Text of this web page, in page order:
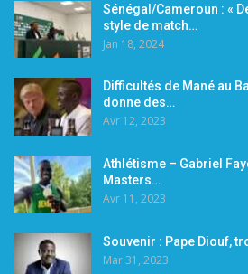
Sénégal/Cameroun : «
style de match…
Jan 18, 2024
Difficultés de Mané au
donne des…
Avr 12, 2023
Athlétisme – Gabriel
Masters…
Avr 11, 2023
Souvenir : Pape Diouf,
Mar 31, 2023